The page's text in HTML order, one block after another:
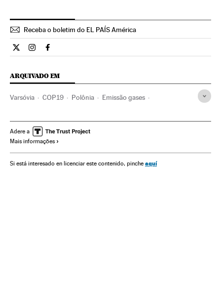
Receba o boletim do EL PAÍS América
Internacional El País Brasil en Twitter
Internacional El País Brasil en Instagram
Internacional El País Brasil en Facebook
ARQUIVADO EM
Varsóvia COP19 Polônia Emissão gases
Contaminação atmosférica
Cúpulas internacionais
Contaminação Organizações internacionais
Adere a
Mais informações
Si está interesado en licenciar este contenido, pinche aquí